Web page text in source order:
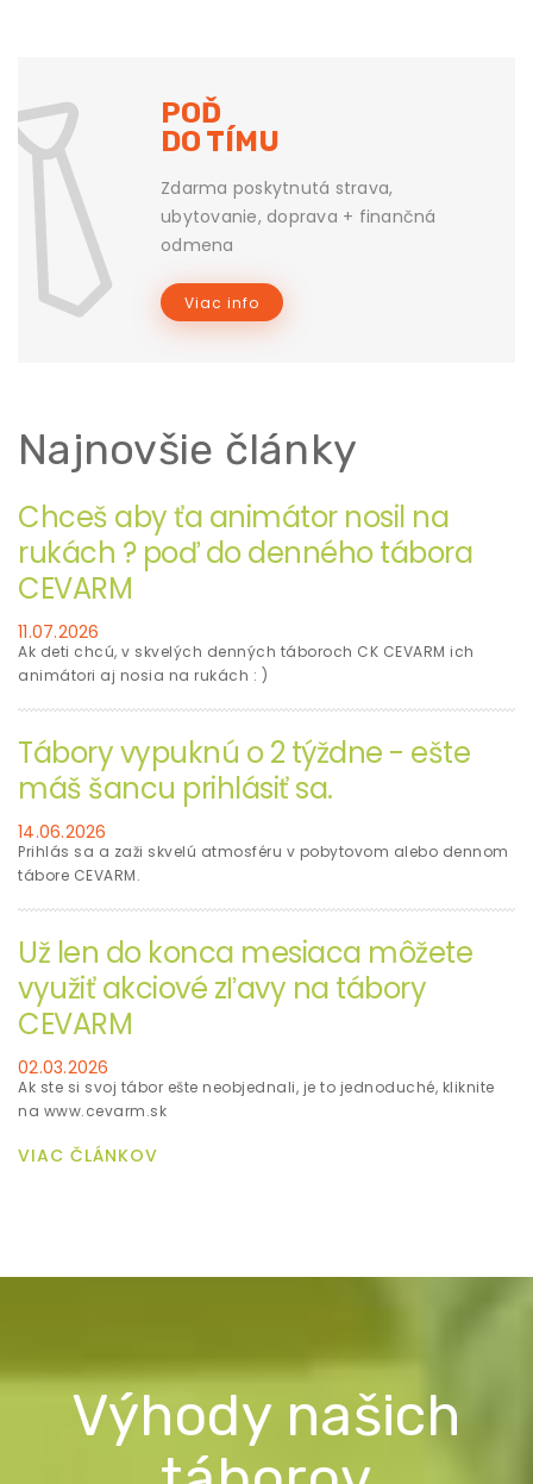
POĎ
DO TÍMU
Zdarma poskytnutá strava,
ubytovanie, doprava + finančná
odmena
Viac info
Najnovšie články
Chceš aby ťa animátor nosil na
rukách ? poď do denného tábora
CEVARM
11.07.2026
Ak deti chcú, v skvelých denných táboroch CK CEVARM ich
animátori aj nosia na rukách : )
Tábory vypuknú o 2 týždne - ešte
máš šancu prihlásiť sa.
14.06.2026
Prihlás sa a zaži skvelú atmosféru v pobytovom alebo dennom
tábore CEVARM.
Už len do konca mesiaca môžete
využiť akciové zľavy na tábory
CEVARM
02.03.2026
Ak ste si svoj tábor ešte neobjednali, je to jednoduché, kliknite
na www.cevarm.sk
VIAC ČLÁNKOV
Výhody našich